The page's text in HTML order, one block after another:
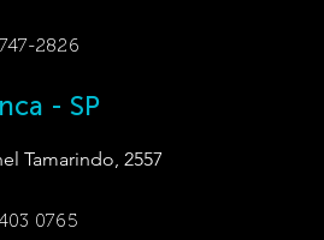
2826
- SP
Tamarindo, 2557
0765